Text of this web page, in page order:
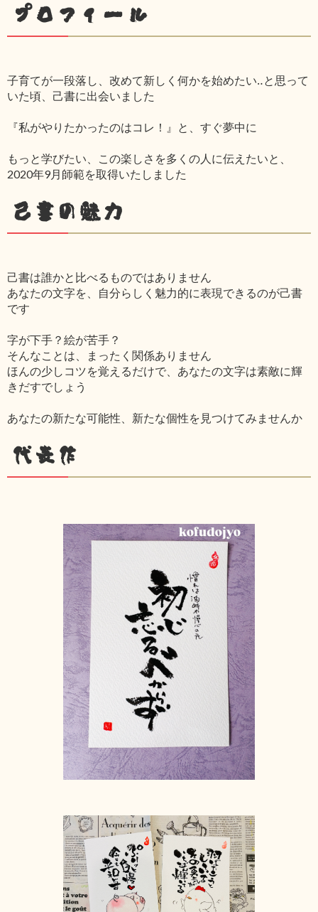
プロフィール
子育てが一段落し、改めて新しく何かを始めたい‥と思って
いた頃、己書に出会いました
『私がやりたかったのはコレ！』と、すぐ夢中に
もっと学びたい、この楽しさを多くの人に伝えたいと、
2020年9月師範を取得いたしました
己書の魅力
己書は誰かと比べるものではありません
あなたの文字を、自分らしく魅力的に表現できるのが己書
です
字が下手？絵が苦手？
そんなことは、まったく関係ありません
ほんの少しコツを覚えるだけで、あなたの文字は素敵に輝
きだすでしょう
あなたの新たな可能性、新たな個性を見つけてみませんか
代表作